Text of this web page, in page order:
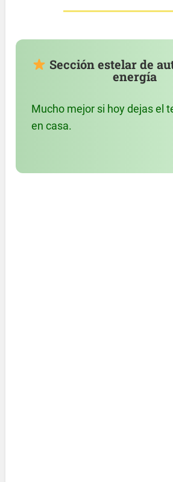
Sección estelar de
energía
Mucho mejor si hoy dejas el
en casa.